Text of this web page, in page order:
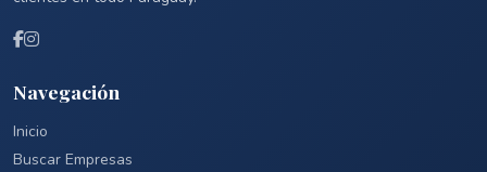
Navegación
Inicio
Buscar Empresas